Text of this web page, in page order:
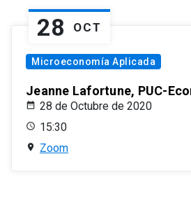
28 OCT
Microeconomía Aplicada
Jeanne Lafortune, PUC-
28 de Octubre de 2020
15:30
Zoom